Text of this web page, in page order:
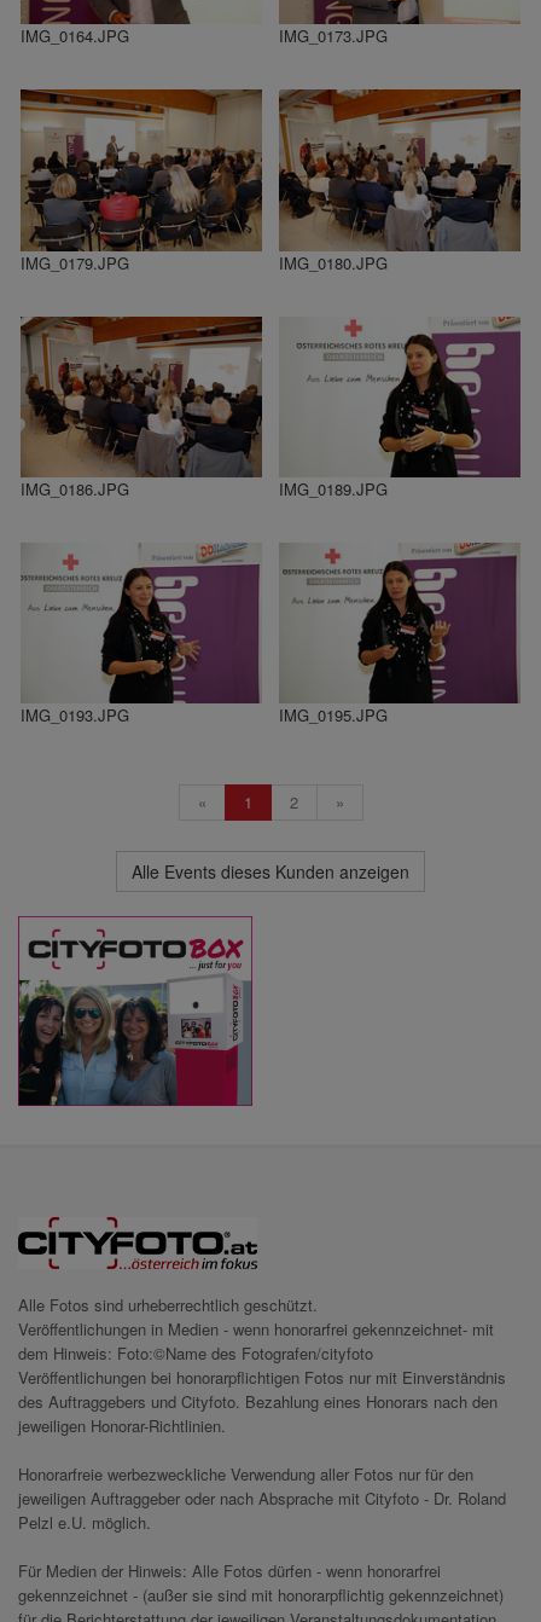
IMG_0164.JPG IMG_0173.JPG
IMG_0179.JPG IMG_0180.JPG
IMG_0186.JPG IMG_0189.JPG
IMG_0193.JPG IMG_0195.JPG
« 1 2 »
Alle Events dieses Kunden anzeigen
Alle Fotos sind urheberrechtlich geschützt.
Veröffentlichungen in Medien - wenn honorarfrei gekennzeichnet- mit
dem Hinweis: Foto:©Name des Fotografen/cityfoto
Veröffentlichungen bei honorarpflichtigen Fotos nur mit Einverständnis
des Auftraggebers und Cityfoto. Bezahlung eines Honorars nach den
jeweiligen Honorar-Richtlinien.
Honorarfreie werbezweckliche Verwendung aller Fotos nur für den
jeweiligen Auftraggeber oder nach Absprache mit Cityfoto - Dr. Roland
Pelzl e.U. möglich.
Für Medien der Hinweis: Alle Fotos dürfen - wenn honorarfrei
gekennzeichnet - (außer sie sind mit honorarpflichtig gekennzeichnet)